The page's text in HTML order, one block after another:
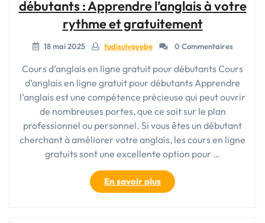
débutants
:
Apprendre
la
langue
facilement
et
gratuitement »
débutants : Apprendre l’anglais à votre
rythme et gratuitement
18 mai 2025 todisulvoyebe 0 Commentaires
Cours d’anglais en ligne gratuit pour débutants Cours
d’anglais en ligne gratuit pour débutants Apprendre
l’anglais est une compétence précieuse qui peut ouvrir
de nombreuses portes, que ce soit sur le plan
professionnel ou personnel. Si vous êtes un débutant
cherchant à améliorer votre anglais, les cours en ligne
gratuits sont une excellente option pour …
En savoir plus« Cours
d’anglais